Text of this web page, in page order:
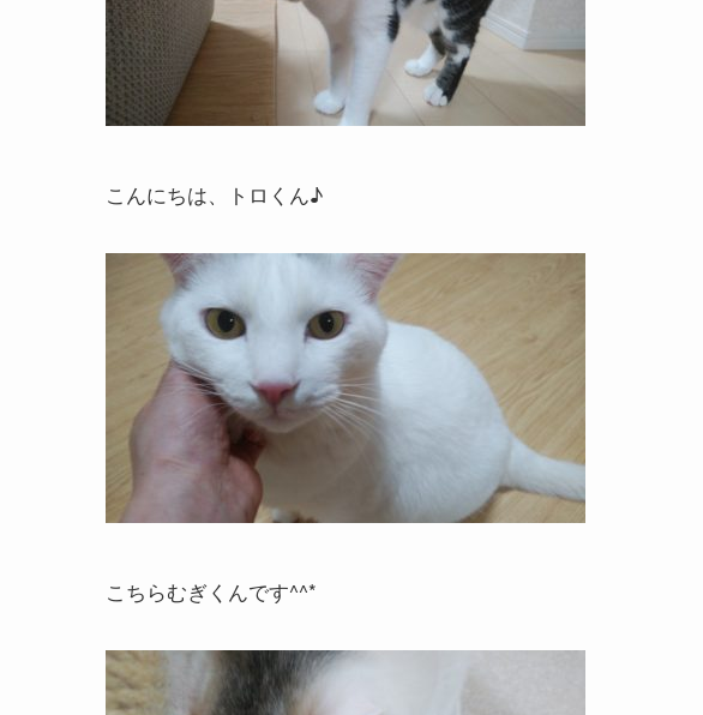
こんにちは、トロくん♪
こちらむぎくんです^^*